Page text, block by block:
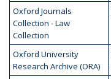
Oxford Journals
Collection - Law
Collection
Oxford University
Research Archive (ORA)